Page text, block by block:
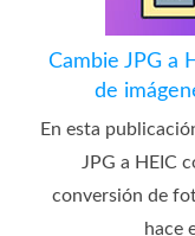
Cambie JPG a
de
En esta
JPG a HEIC
conversión de
hace